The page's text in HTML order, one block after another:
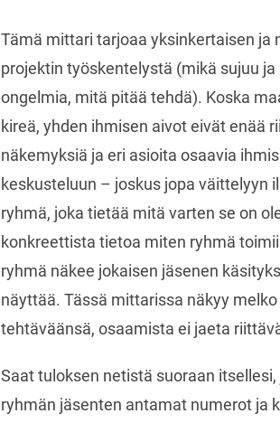
Tämä mittari tarjoaa yksinkertaisen
projektin työskentelystä (mikä sujuu
ongelmia, mitä pitää tehdä). Koska
kireä, yhden ihmisen aivot eivät enää
näkemyksiä ja eri asioita osaavia
keskusteluun – joskus jopa väittelyyn
ryhmä, joka tietää mitä varten se on
konkreettista tietoa miten ryhmä
ryhmä näkee jokaisen jäsenen
näyttää. Tässä mittarissa näkyy
tehtäväänsä, osaamista ei jaeta
Saat tuloksen netistä suoraan
ryhmän jäsenten antamat numerot ja